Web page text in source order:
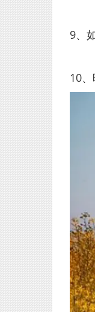
9、
10